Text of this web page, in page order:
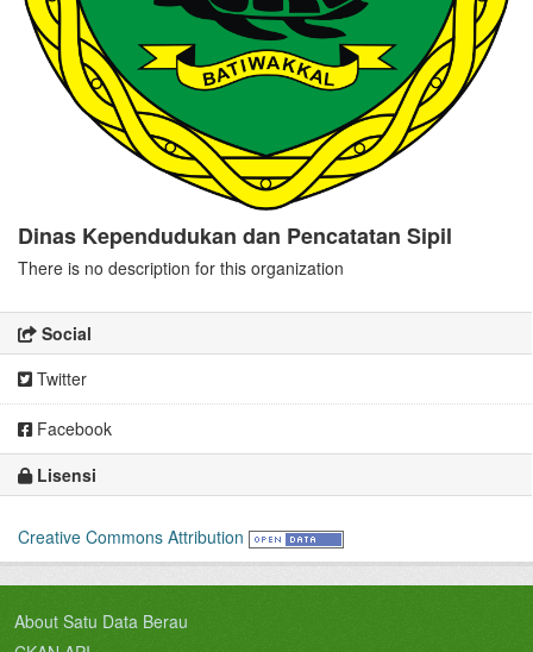
Dinas Kependudukan dan Pencatatan Sipil
There is no description for this organization
Social
Twitter
Facebook
Lisensi
Creative Commons Attribution
About Satu Data Berau